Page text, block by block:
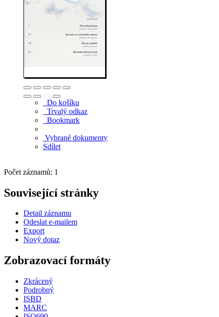
Do košíku
Trvalý odkaz
Bookmark
Vybrané dokumenty
Sdílet
Počet záznamů: 1
Související stránky
Detail záznamu
Odeslat e-mailem
Export
Nový dotaz
Zobrazovací formáty
Zkrácený
Podrobný
ISBD
MARC